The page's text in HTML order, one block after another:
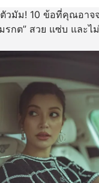
วมัม! 10 ข้อที่คุณอาจ
รกต” สวย แซ่บ และไ